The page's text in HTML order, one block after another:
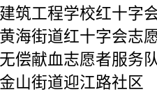
筑工程学校红十字
海街道红十字会志
偿献血志愿者服务
山街道迎江路社区